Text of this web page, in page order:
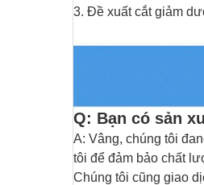
3. Đề xuất cắt giảm
Q: Bạn có sản
A: Vâng, chúng tôi
tôi để đảm bảo chất
Chúng tôi cũng giao